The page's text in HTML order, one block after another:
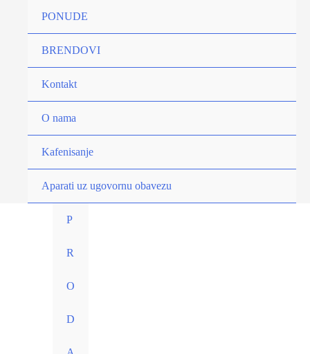
PONUDE
BRENDOVI
Kontakt
O nama
Kafenisanje
Aparati uz ugovornu obavezu
P
R
O
D
1kg
Zrnu.